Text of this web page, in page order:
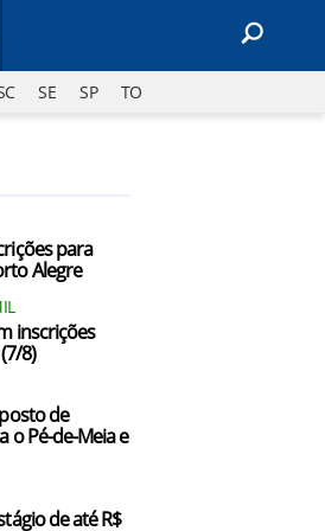
SE SP TO
para
Alegre
inscrições
8)
de
o Pé-de-Meia e
de até R$